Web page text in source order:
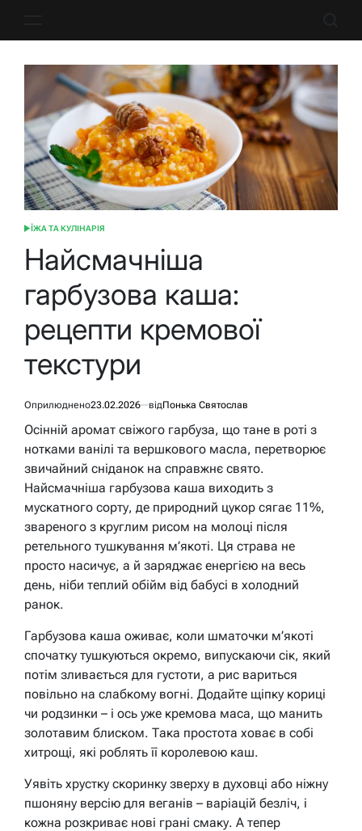
ОПУБЛІКУВАТИ
ЇЖА ТА КУЛІНАРІЯ
Найсмачніша
гарбузова каша:
рецепти кремової
текстури
Оприлюднено23.02.2026 відПонька Святослав
Осінній аромат свіжого гарбуза, що тане в роті з
нотками ванілі та вершкового масла, перетворює
звичайний сніданок на справжнє свято.
Найсмачніша гарбузова каша виходить з
мускатного сорту, де природний цукор сягає 11%,
звареного з круглим рисом на молоці після
ретельного тушкування м’якоті. Ця страва не
просто насичує, а й заряджає енергією на весь
день, ніби теплий обійм від бабусі в холодний
ранок.
Гарбузова каша оживає, коли шматочки м’якоті
спочатку тушкуються окремо, випускаючи сік, який
потім зливається для густоти, а рис вариться
повільно на слабкому вогні. Додайте щіпку кориці
чи родзинки – і ось уже кремова маса, що манить
золотавим блиском. Така простота ховає в собі
хитрощі, які роблять її королевою каш.
Уявіть хрустку скоринку зверху в духовці або ніжну
пшоняну версію для веганів – варіацій безліч, і
кожна розкриває нові грані смаку. А тепер